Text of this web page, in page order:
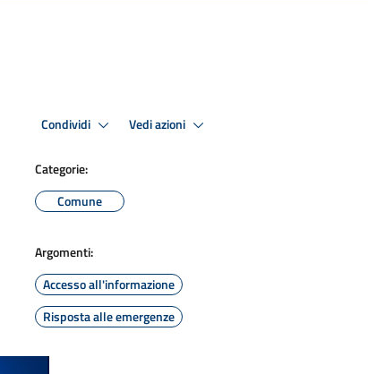
Condividi Vedi azioni
Categorie:
Comune
Argomenti:
Accesso all'informazione
Risposta alle emergenze